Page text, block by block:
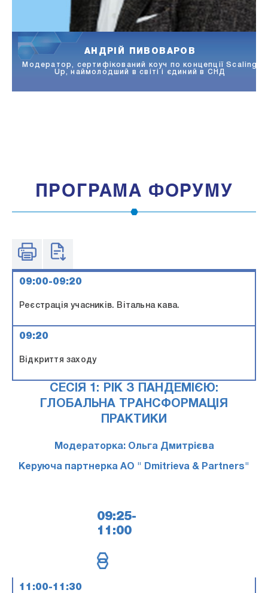
АНДРІЙ ПИВОВАРОВ
Модератор, сертифікований коуч по концепції Scaling
Up, наймолодший в світі і єдиний в СНД
ПРОГРАМА ФОРУМУ
09:00-09:20
Реєстрація учасників. Вітальна кава.
09:20
Відкриття заходу
СЕСІЯ 1: РІК З ПАНДЕМІЄЮ:
ГЛОБАЛЬНА ТРАНСФОРМАЦІЯ
ПРАКТИКИ
Модераторка: Ольга Дмитрієва
Керуюча партнерка АО " Dmitrieva & Partners"
09:25-
11:00
11:00-11:30